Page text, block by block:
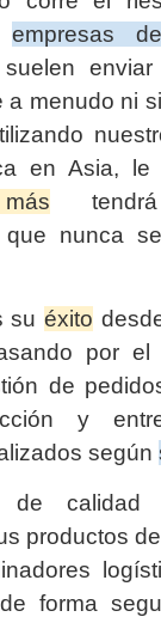
empresas
enviar
a menudo ni
en Asia, le
tendrá
que nunca
su éxito
por el
de
y
según
de calidad
productos
forma